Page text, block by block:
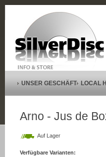
UNSER GESCHÄFT LOCAL
Arno - Jus de
Auf Lager
Verfügbare Varianten: